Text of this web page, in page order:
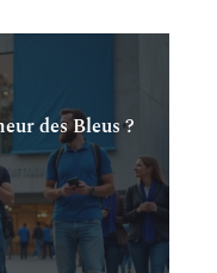
des Bleus ?